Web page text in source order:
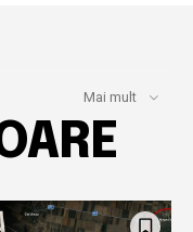
Mai mult